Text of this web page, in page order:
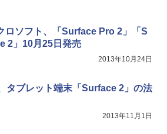
ロソフト、「Surface Pro 2」「S
2」10月25日発売
2013年10月24日
タブレット端末「Surface 2」の法
2013年11月1日